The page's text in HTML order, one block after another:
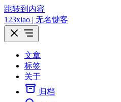
跳转到内容
123xiao | 无名键客
文章
标签
关于
归档